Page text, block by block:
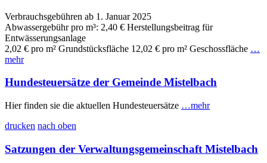
Verbrauchsgebühren ab 1. Januar 2025
Abwassergebühr pro m³: 2,40 € Herstellungsbeitrag für
Entwässerungsanlage
2,02 € pro m² Grundstücksfläche 12,02 € pro m² Geschossfläche …
mehr
Hundesteuersätze der Gemeinde Mistelbach
Hier finden sie die aktuellen Hundesteuersätze …mehr
drucken nach oben
Satzungen der Verwaltungsgemeinschaft Mistelbach